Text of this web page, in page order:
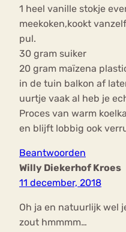
1 heel vanille stokje
meekoken,kookt
pul.
30 gram suiker
20 gram maïzena
in de tuin balkon af
uurtje vaak al heb je
Proces van warm
en blijft lobbig ook
Beantwoorden
Willy Diekerhof Kroes
11 december, 2018
Oh ja en natuurlijk wel
zout hmmmm…